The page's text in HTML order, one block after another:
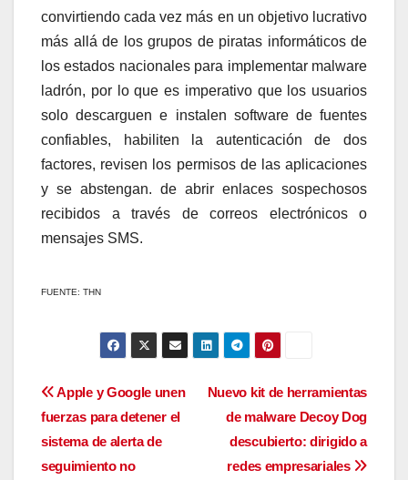
convirtiendo cada vez más en un objetivo lucrativo
más allá de los grupos de piratas informáticos de
los estados nacionales para implementar malware
ladrón, por lo que es imperativo que los usuarios
solo descarguen e instalen software de fuentes
confiables, habiliten la autenticación de dos
factores, revisen los permisos de las aplicaciones
y se abstengan. de abrir enlaces sospechosos
recibidos a través de correos electrónicos o
mensajes SMS.
FUENTE: THN
Navegación
de
entradas
Nuevo kit de herramientas
de malware Decoy Dog
descubierto: dirigido a
redes empresariales
Apple y Google unen
fuerzas para detener el
sistema de alerta de
seguimiento no